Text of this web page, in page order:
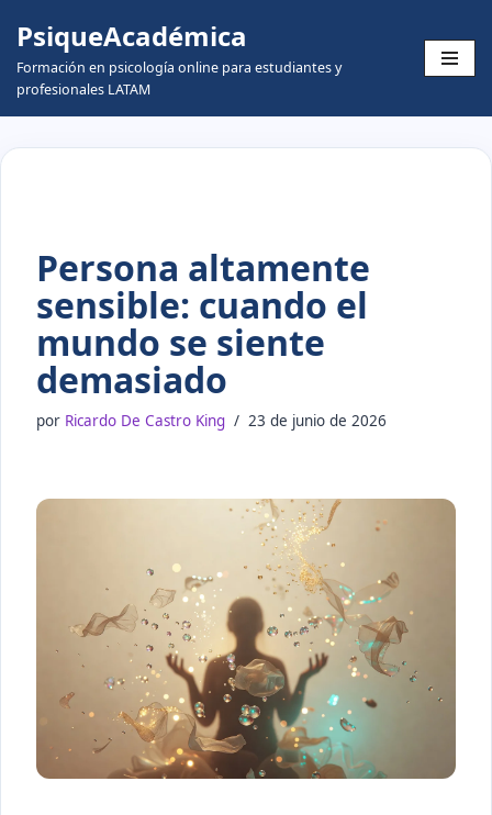
Skip
to
content
PsiqueAcadémica
Formación en psicología online para estudiantes y
profesionales LATAM
Persona altamente
sensible: cuando el
mundo se siente
demasiado
por Ricardo De Castro King 23 de junio de 2026